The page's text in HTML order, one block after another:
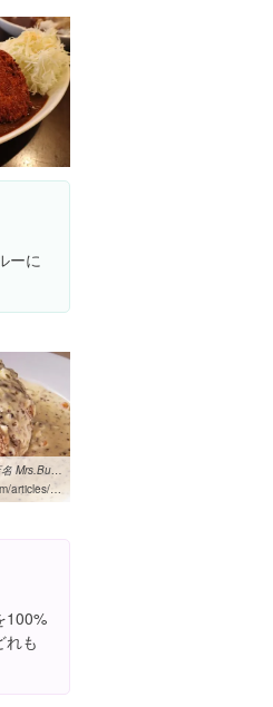
ーに
Hamburg Will 錦糸町店［旧店名 Mrs.Burg］魅惑のハンバーグのグルメ ...
2002
100%
れも